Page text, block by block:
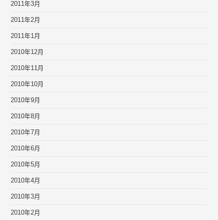
2011年3月
2011年2月
2011年1月
2010年12月
2010年11月
2010年10月
2010年9月
2010年8月
2010年7月
2010年6月
2010年5月
2010年4月
2010年3月
2010年2月